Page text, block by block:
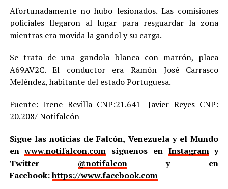
Afortunadamente no hubo lesionados. Las comisiones
policiales llegaron al lugar para resguardar la zona
mientras era movida la gandol y su carga.
Se trata de una gandola blanca con marrón, placa
A69AV2C. El conductor era Ramón José Carrasco
Meléndez, habitante del estado Portuguesa.
Fuente: Irene Revilla CNP:21.641- Javier Reyes CNP:
20.208/ Notifalcón
Sigue las noticias de Falcón, Venezuela y el Mundo
enwww.notifalcon.com síguenos en Instagramy
Twitter @notifalcony en
Facebook:https://www.facebook.com